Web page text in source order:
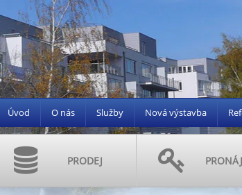
Úvod O nás Služby Nová výstavba
PRODEJ